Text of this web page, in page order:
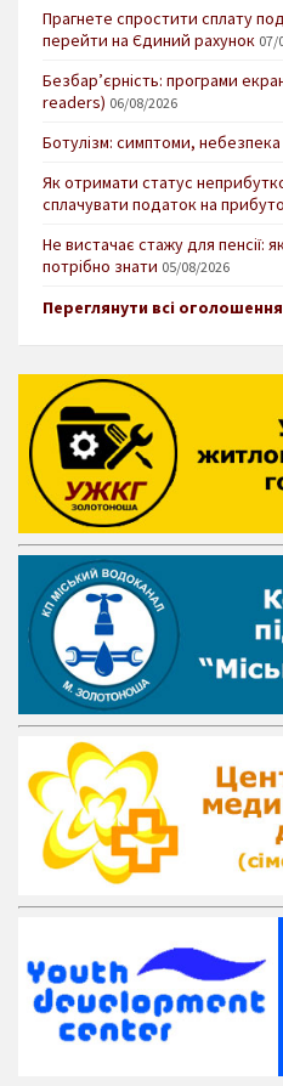
Прагнете спростити сплату
перейти на Єдиний рахунок 07/
Безбар’єрність: програми
readers) 06/08/2026
Ботулізм: симптоми,
Як отримати статус
сплачувати податок на
Не вистачає стажу для пенсії:
потрібно знати 05/08/2026
Переглянути всі оголошення